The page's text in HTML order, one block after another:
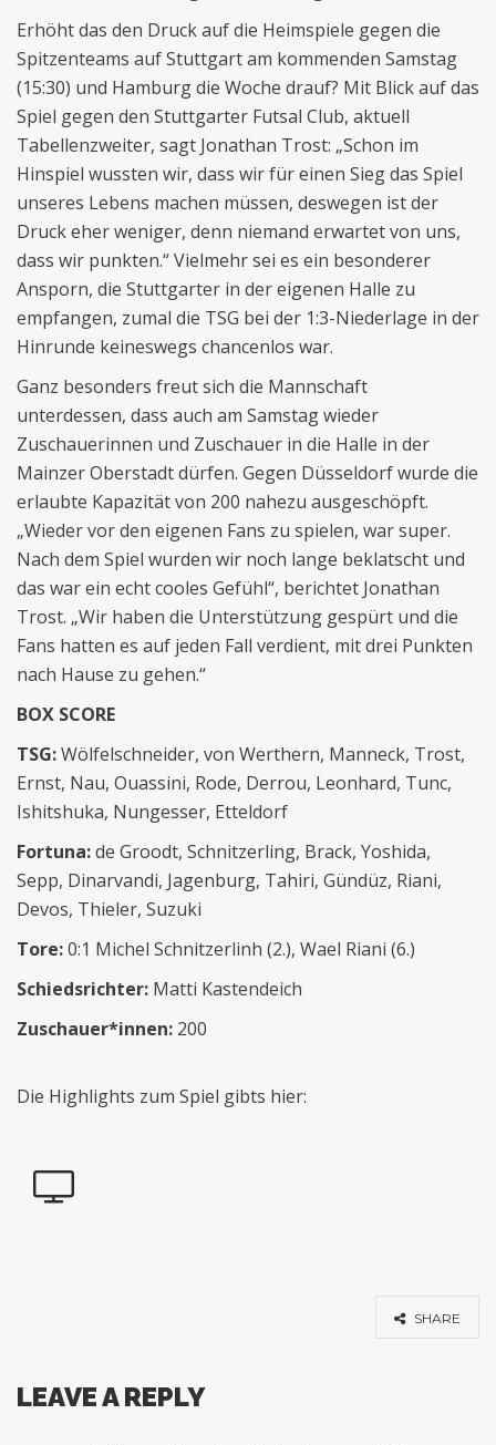
Erhöht das den Druck auf die Heimspiele gegen die
Spitzenteams auf Stuttgart am kommenden Samstag
(15:30) und Hamburg die Woche drauf? Mit Blick auf das
Spiel gegen den Stuttgarter Futsal Club, aktuell
Tabellenzweiter, sagt Jonathan Trost: „Schon im
Hinspiel wussten wir, dass wir für einen Sieg das Spiel
unseres Lebens machen müssen, deswegen ist der
Druck eher weniger, denn niemand erwartet von uns,
dass wir punkten.“ Vielmehr sei es ein besonderer
Ansporn, die Stuttgarter in der eigenen Halle zu
empfangen, zumal die TSG bei der 1:3-Niederlage in der
Hinrunde keineswegs chancenlos war.
Ganz besonders freut sich die Mannschaft
unterdessen, dass auch am Samstag wieder
Zuschauerinnen und Zuschauer in die Halle in der
Mainzer Oberstadt dürfen. Gegen Düsseldorf wurde die
erlaubte Kapazität von 200 nahezu ausgeschöpft.
„Wieder vor den eigenen Fans zu spielen, war super.
Nach dem Spiel wurden wir noch lange beklatscht und
das war ein echt cooles Gefühl“, berichtet Jonathan
Trost. „Wir haben die Unterstützung gespürt und die
Fans hatten es auf jeden Fall verdient, mit drei Punkten
nach Hause zu gehen.“
BOX SCORE
TSG:Wölfelschneider, von Werthern, Manneck, Trost,
Ernst, Nau, Ouassini, Rode, Derrou, Leonhard, Tunc,
Ishitshuka, Nungesser, Etteldorf
Fortuna:de Groodt, Schnitzerling, Brack, Yoshida,
Sepp, Dinarvandi, Jagenburg, Tahiri, Gündüz, Riani,
Devos, Thieler, Suzuki
Tore:0:1 Michel Schnitzerlinh (2.), Wael Riani (6.)
Schiedsrichter: Matti Kastendeich
Zuschauer*innen: 200
Die Highlights zum Spiel gibts hier:
SHARE
LEAVE A REPLY